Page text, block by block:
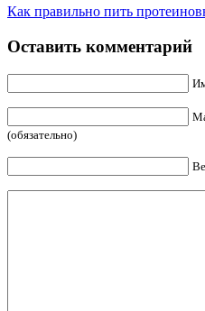
Как правильно пить
Оставить комментарий
(обязательно)